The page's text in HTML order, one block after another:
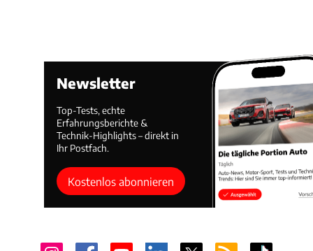
Newsletter
Top-Tests, echte
Erfahrungsberichte &
Technik-Highlights – direkt in
Ihr Postfach.
Kostenlos abonnieren